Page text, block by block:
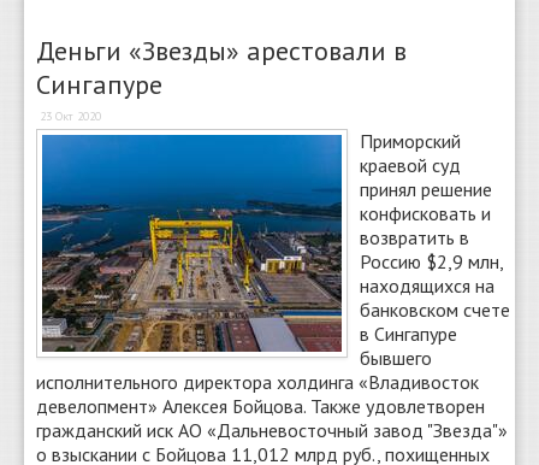
Справочник
Погода
Найти
Деньги «Звезды» арестовали в
Сингапуре
23 Окт 2020
Приморский
краевой суд
принял решение
конфисковать и
возвратить в
Россию $2,9 млн,
находящихся на
банковском счете
в Сингапуре
бывшего
исполнительного директора холдинга «Владивосток
девелопмент» Алексея Бойцова. Также удовлетворен
гражданский иск АО «Дальневосточный завод "Звезда"»
о взыскании с Бойцова 11,012 млрд руб., похищенных